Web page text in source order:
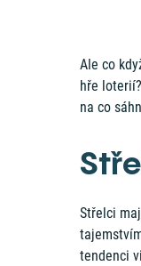
Ale co
hře
na co
Střelci
tendenci